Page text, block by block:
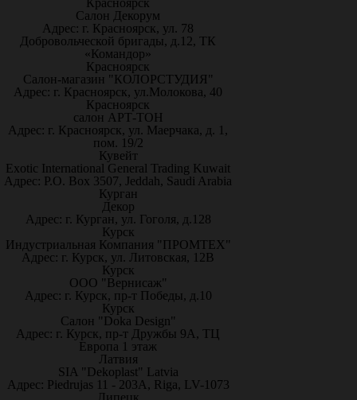
Красноярск
Салон Декорум
Адрес: г. Красноярск, ул. 78
Добровольческой бригады, д.12, ТК
«Командор»
Красноярск
Салон-магазин "КОЛОРСТУДИЯ"
Адрес: г. Красноярск, ул.Молокова, 40
Красноярск
салон АРТ-ТОН
Адрес: г. Красноярск, ул. Маерчака, д. 1,
пом. 19/2
Кувейт
Exotic International General Trading Kuwait
Адрес: P.O. Box 3507, Jeddah, Saudi Arabia
Курган
Декор
Адрес: г. Курган, ул. Гоголя, д.128
Курск
Индустриальная Компания "ПРОМТЕХ"
Адрес: г. Курск, ул. Литовская, 12В
Курск
ООО "Вернисаж"
Адрес: г. Курск, пр-т Победы, д.10
Курск
Салон "Doka Design"
Адрес: г. Курск, пр-т Дружбы 9А, ТЦ
Европа 1 этаж
Латвия
SIA "Dekoplast" Latvia
Адрес: Piedrujas 11 - 203A, Riga, LV-1073
Липецк